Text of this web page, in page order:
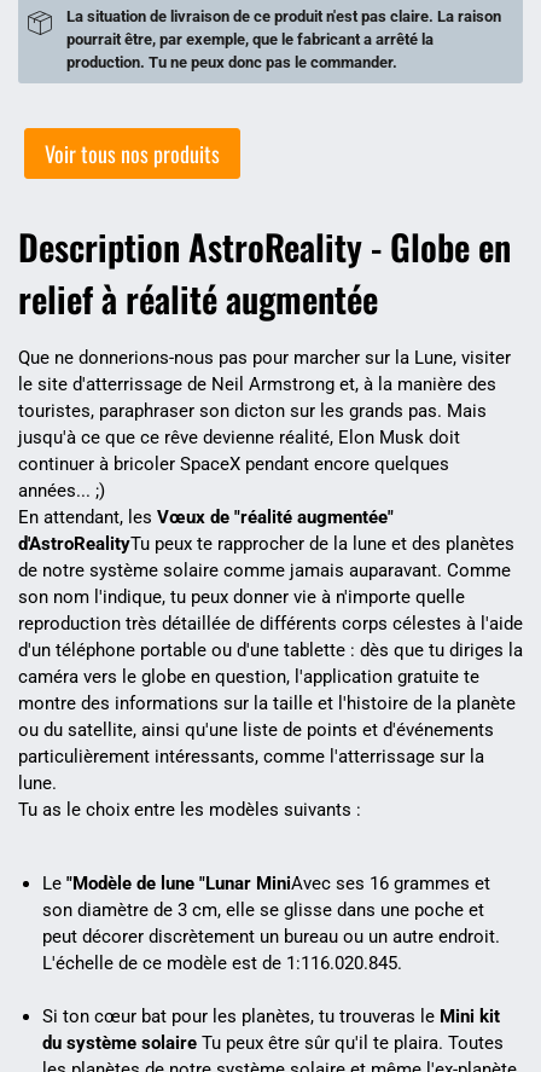
La situation de livraison de ce produit n'est pas claire. La raison
pourrait être, par exemple, que le fabricant a arrêté la
production. Tu ne peux donc pas le commander.
Voir tous nos produits
Description AstroReality - Globe en
relief à réalité augmentée
Que ne donnerions-nous pas pour marcher sur la Lune, visiter
le site d'atterrissage de Neil Armstrong et, à la manière des
touristes, paraphraser son dicton sur les grands pas. Mais
jusqu'à ce que ce rêve devienne réalité, Elon Musk doit
continuer à bricoler SpaceX pendant encore quelques
années... ;)
En attendant, les Vœux de "réalité augmentée"
d'AstroRealityTu peux te rapprocher de la lune et des planètes
de notre système solaire comme jamais auparavant. Comme
son nom l'indique, tu peux donner vie à n'importe quelle
reproduction très détaillée de différents corps célestes à l'aide
d'un téléphone portable ou d'une tablette : dès que tu diriges la
caméra vers le globe en question, l'application gratuite te
montre des informations sur la taille et l'histoire de la planète
ou du satellite, ainsi qu'une liste de points et d'événements
particulièrement intéressants, comme l'atterrissage sur la
lune.
Tu as le choix entre les modèles suivants :
Le "Modèle de lune "Lunar MiniAvec ses 16 grammes et
son diamètre de 3 cm, elle se glisse dans une poche et
peut décorer discrètement un bureau ou un autre endroit.
L'échelle de ce modèle est de 1:116.020.845.
Si ton cœur bat pour les planètes, tu trouveras le Mini kit
du système solaire Tu peux être sûr qu'il te plaira. Toutes